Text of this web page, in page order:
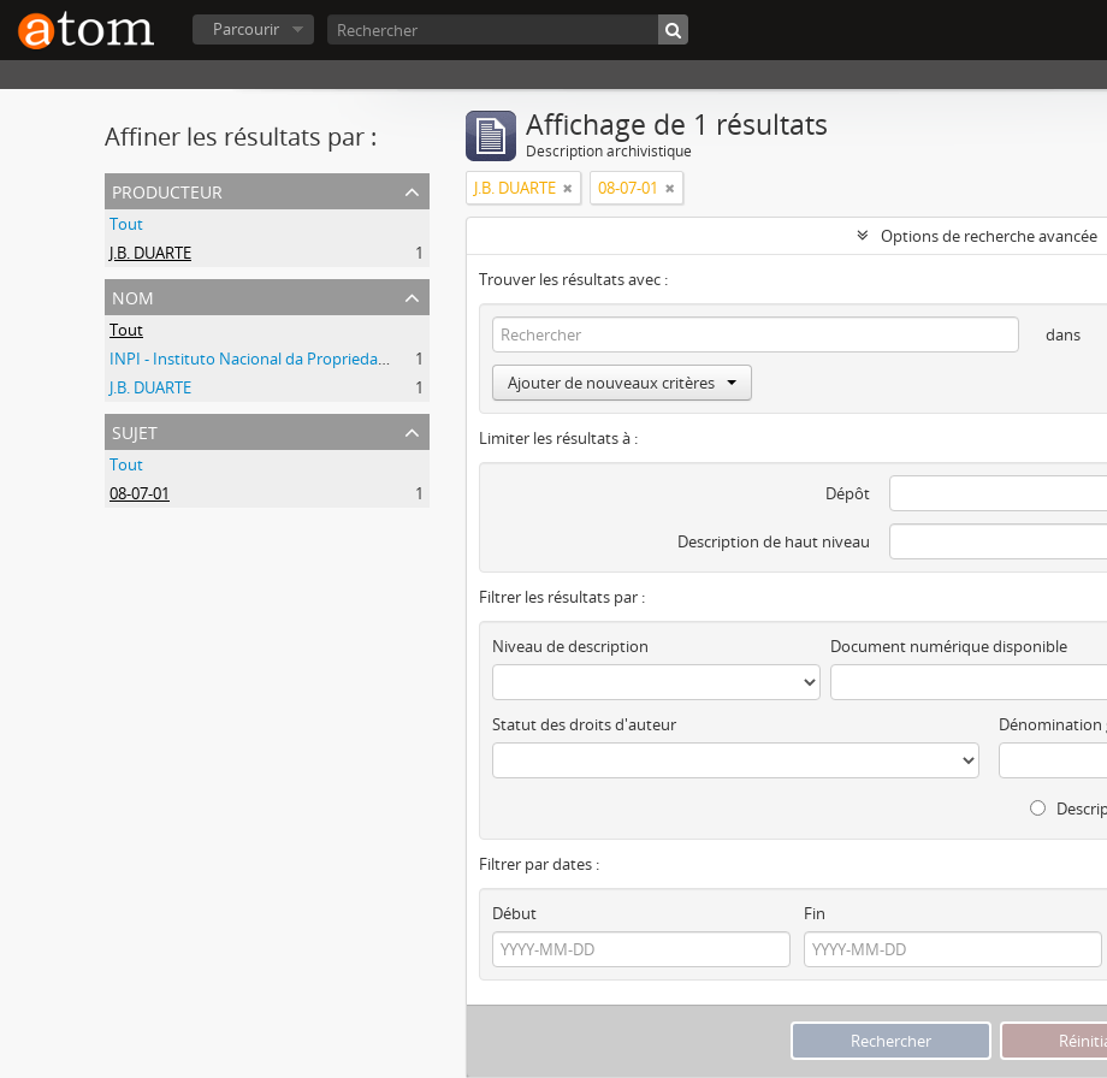
Parcourir
Affiner les résultats par :
producteur
Tout
J.B. DUARTE
1
nom
Tout
INPI - Instituto Nacional da Propriedade Industrial
1
J.B. DUARTE
1
sujet
Tout
08-07-01
1
Affichage de 1 résultats
Description archivistique
J.B. DUARTE 08-07-01
Options de recherche avancée
Trouver les résultats avec :
dans
Ajouter de nouveaux critères
Limiter les résultats à :
Dépôt
Description de haut niveau
Filtrer les résultats par :
Niveau de description Document numérique disponible
Statut des droits d'auteur Dénomination
Filtrer par dates :
Début
Fin